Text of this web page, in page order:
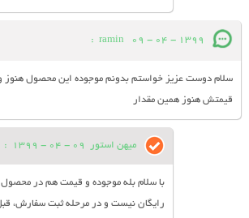
ramin 09 - 04 - 1399
:
سلام دوست عزیز خواستم بدونم موجوده این محصول هنوز
قیمتش هنوز همین مقدار
میهن استور 09 - 04 - 1399
:
با سلام بله موجوده و قیمت هم در
رایگان نیست و در مرحله ثبت سفارش،